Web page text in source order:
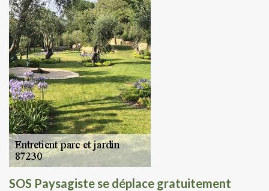
SOS Paysagiste se déplace gratuitement